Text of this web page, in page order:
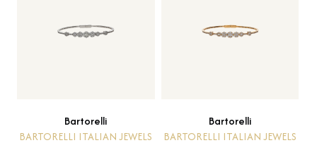
Bartorelli
BARTORELLI ITALIAN JEWELS
Bartorelli
BARTORELLI ITALIAN JEWELS